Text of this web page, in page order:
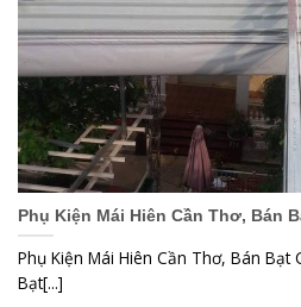
Phụ Kiện Mái Hiên Cần Thơ, Bán
Phụ Kiện Mái Hiên Cần Thơ, Bán Bạt
Bạt[...]